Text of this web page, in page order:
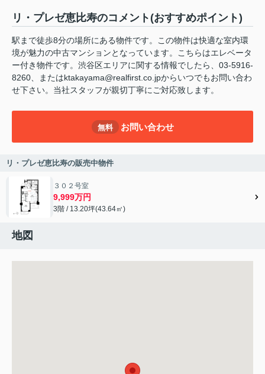
リ・プレゼ恵比寿のコメント(おすすめポイント)
駅まで徒歩8分の場所にある物件です。この物件は快適な室内環
境が魅力の中古マンションとなっています。こちらはエレベータ
ー付き物件です。渋谷区エリアに関する情報でしたら、03-5916-
8260、またはktakayama@realfirst.co.jpからいつでもお問い合わ
せ下さい。当社スタッフが親切丁寧にご対応致します。
無料 お問い合わせ
リ・プレゼ恵比寿の販売中物件
３０２号室
9,999万円
3階 / 13.20坪(43.64㎡)
地図